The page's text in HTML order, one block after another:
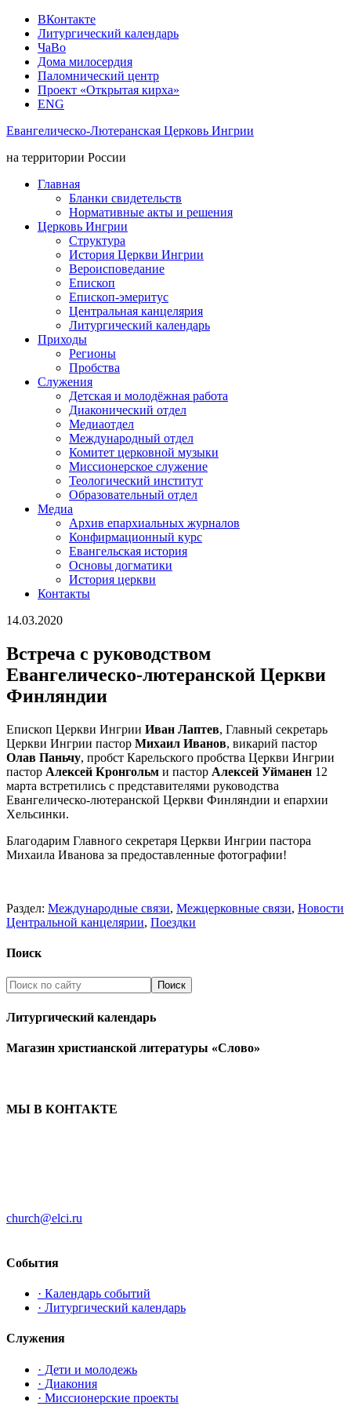
ВКонтакте
Литургический календарь
ЧаВо
Дома милосердия
Паломнический центр
Проект «Открытая кирха»
ENG
Евангелическо-Лютеранская Церковь Ингрии
на территории России
Главная
Бланки свидетельств
Нормативные акты и решения
Церковь Ингрии
Структура
История Церкви Ингрии
Вероисповедание
Епископ
Епископ-эмеритус
Центральная канцелярия
Литургический календарь
Приходы
Регионы
Пробства
Служения
Детская и молодёжная работа
Диаконический отдел
Медиаотдел
Международный отдел
Комитет церковной музыки
Миссионерское служение
Теологический институт
Образовательный отдел
Медиа
Архив епархиальных журналов
Конфирмационный курс
Евангельская история
Основы догматики
История церкви
Контакты
14.03.2020
Встреча с руководством
Евангелическо-лютеранской Церкви
Финляндии
Епископ Церкви Ингрии Иван Лаптев, Главный секретарь
Церкви Ингрии пастор Михаил Иванов, викарий пастор
Олав Паньчу, пробст Карельского пробства Церкви Ингрии
пастор Алексей Кронгольм и пастор Алексей Уйманен 12
марта встретились с представителями руководства
Евангелическо-лютеранской Церкви Финляндии и епархии
Хельсинки.
Благодарим Главного секретаря Церкви Ингрии пастора
Михаила Иванова за предоставленные фотографии!
Раздел: Международные связи, Межцерковные связи, Новости
Центральной канцелярии, Поездки
Поиск
Литургический календарь
Магазин христианской литературы «Слово»
МЫ В КОНТАКТЕ
church@elci.ru
События
· Календарь событий
· Литургический календарь
Служения
· Дети и молодежь
· Диакония
· Миссионерские проекты